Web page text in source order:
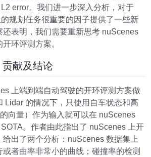
error。我们进一步深入分析，对于
规划任务很重要的因子提供了一些新
还表明，我们需要重新思考 nuScenes
环评测方案。
献及结论
上端到端自动驾驶的开环评测方案做
Lidar 的情况下，只使用自车状态和高
向量）作为输入就可以在 nuScenes
SOTA。作者由此指出了 nuScenes 上开
出了两个分析：nuScenes 数据集上
或者曲率非常小的曲线；碰撞率的检测